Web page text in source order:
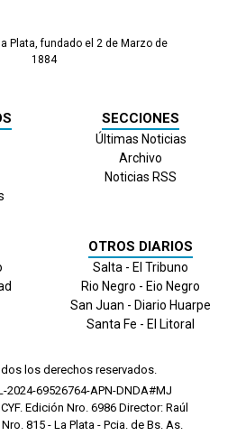
Plata, fundado el 2 de Marzo de
1884
SECCIONES
Últimas Noticias
Archivo
Noticias RSS
OTROS DIARIOS
Salta - El Tribuno
Rio Negro - Eio Negro
San Juan - Diario Huarpe
Santa Fe - El Litoral
los derechos reservados.
2024-69526764-APN-DNDA#MJ
Edición Nro. 6986 Director: Raúl
815 - La Plata - Pcia. de Bs. As.